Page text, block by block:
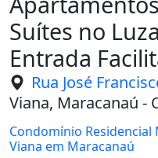
Suítes no
Entrada
Rua José
Viana, Maracanaú -
Condomínio
Viana em Maracanaú